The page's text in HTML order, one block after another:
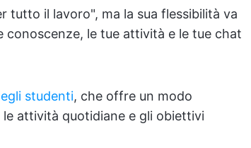
tutto il lavoro", ma la sua flessibilità va
le tue attività e le tue chat
studenti, che offre un modo
attività quotidiane e gli obiettivi